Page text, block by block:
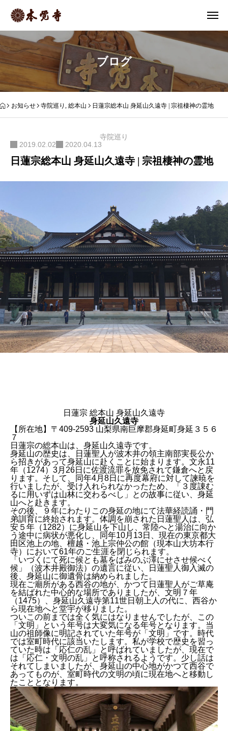
ブログ
お知らせ 寺院巡り,総本山 日蓮宗総本山 身延山久遠寺 | 宗祖棲神の霊地
寺院巡り
2019.02.02 2020.04.13
日蓮宗総本山 身延山久遠寺 | 宗祖棲神の霊地
日蓮宗 総本山 身延山久遠寺
身延山久遠寺
【所在地】〒409-2593 山梨県南巨摩郡身延町身延３５６
７
日蓮宗の総本山は、 身延山久遠寺です。
身延山の歴史は、日蓮聖人が波木井の領主南部実長公か
ら招きがあって身延山に赴くことに始まります。文永11
年（1274）3月26日に佐渡流罪を放免されて鎌倉へと戻
ります。そして、同年4月8日に再度幕府に対して諫暁を
行いましたが、受け入れられなかったため、「３度諌む
るに用いずは山林に交わるべし」との故事に従い、身延
山へと赴きます。
その後、９年にわたりこの身延の地にて法華経読誦・門
弟訓育に終始されます。体調を崩された日蓮聖人は、弘
安５年（1282）に身延山を下山し、常陸へと湯治に向か
う途中に病状が悪化し、同年10月13日、現在の東京都大
田区池上の地、檀越・池上宗仲公の館（現本山大坊本行
寺）において61年のご生涯を閉じられます。
「いづくにて死に候とも墓をばみのぶ澤にせさせ候べく
候」（波木井殿御法）の遺言に従い、日蓮聖人御入滅の
後、身延山に御遺骨は納められました。
現在ご廟所がある西谷の地が、かつて日蓮聖人がご草庵
を結ばれた中心的な場所でありましたが、文明７年
（1475）、身延山久遠寺第11世日朝上人の代に、西谷か
ら現在地へと堂宇が移りました。
ついこの前までは全く気にはなりませんでしたが、この
「文明」という年号は大変気になる年号となります。当
山の祖師像に明記されていた年号が「文明」です。時代
では室町時代に該当いたします。私が学校で歴史を習っ
ていた時は「応仁の乱」と呼ばれていましたが、現在で
は「応仁・文明の乱」と呼称されるようです。少し話は
それてしまいましたが、身延山の中心地がかつて西谷で
あってものが、室町時代の文明の頃に現在地へと移動し
たこととなります。